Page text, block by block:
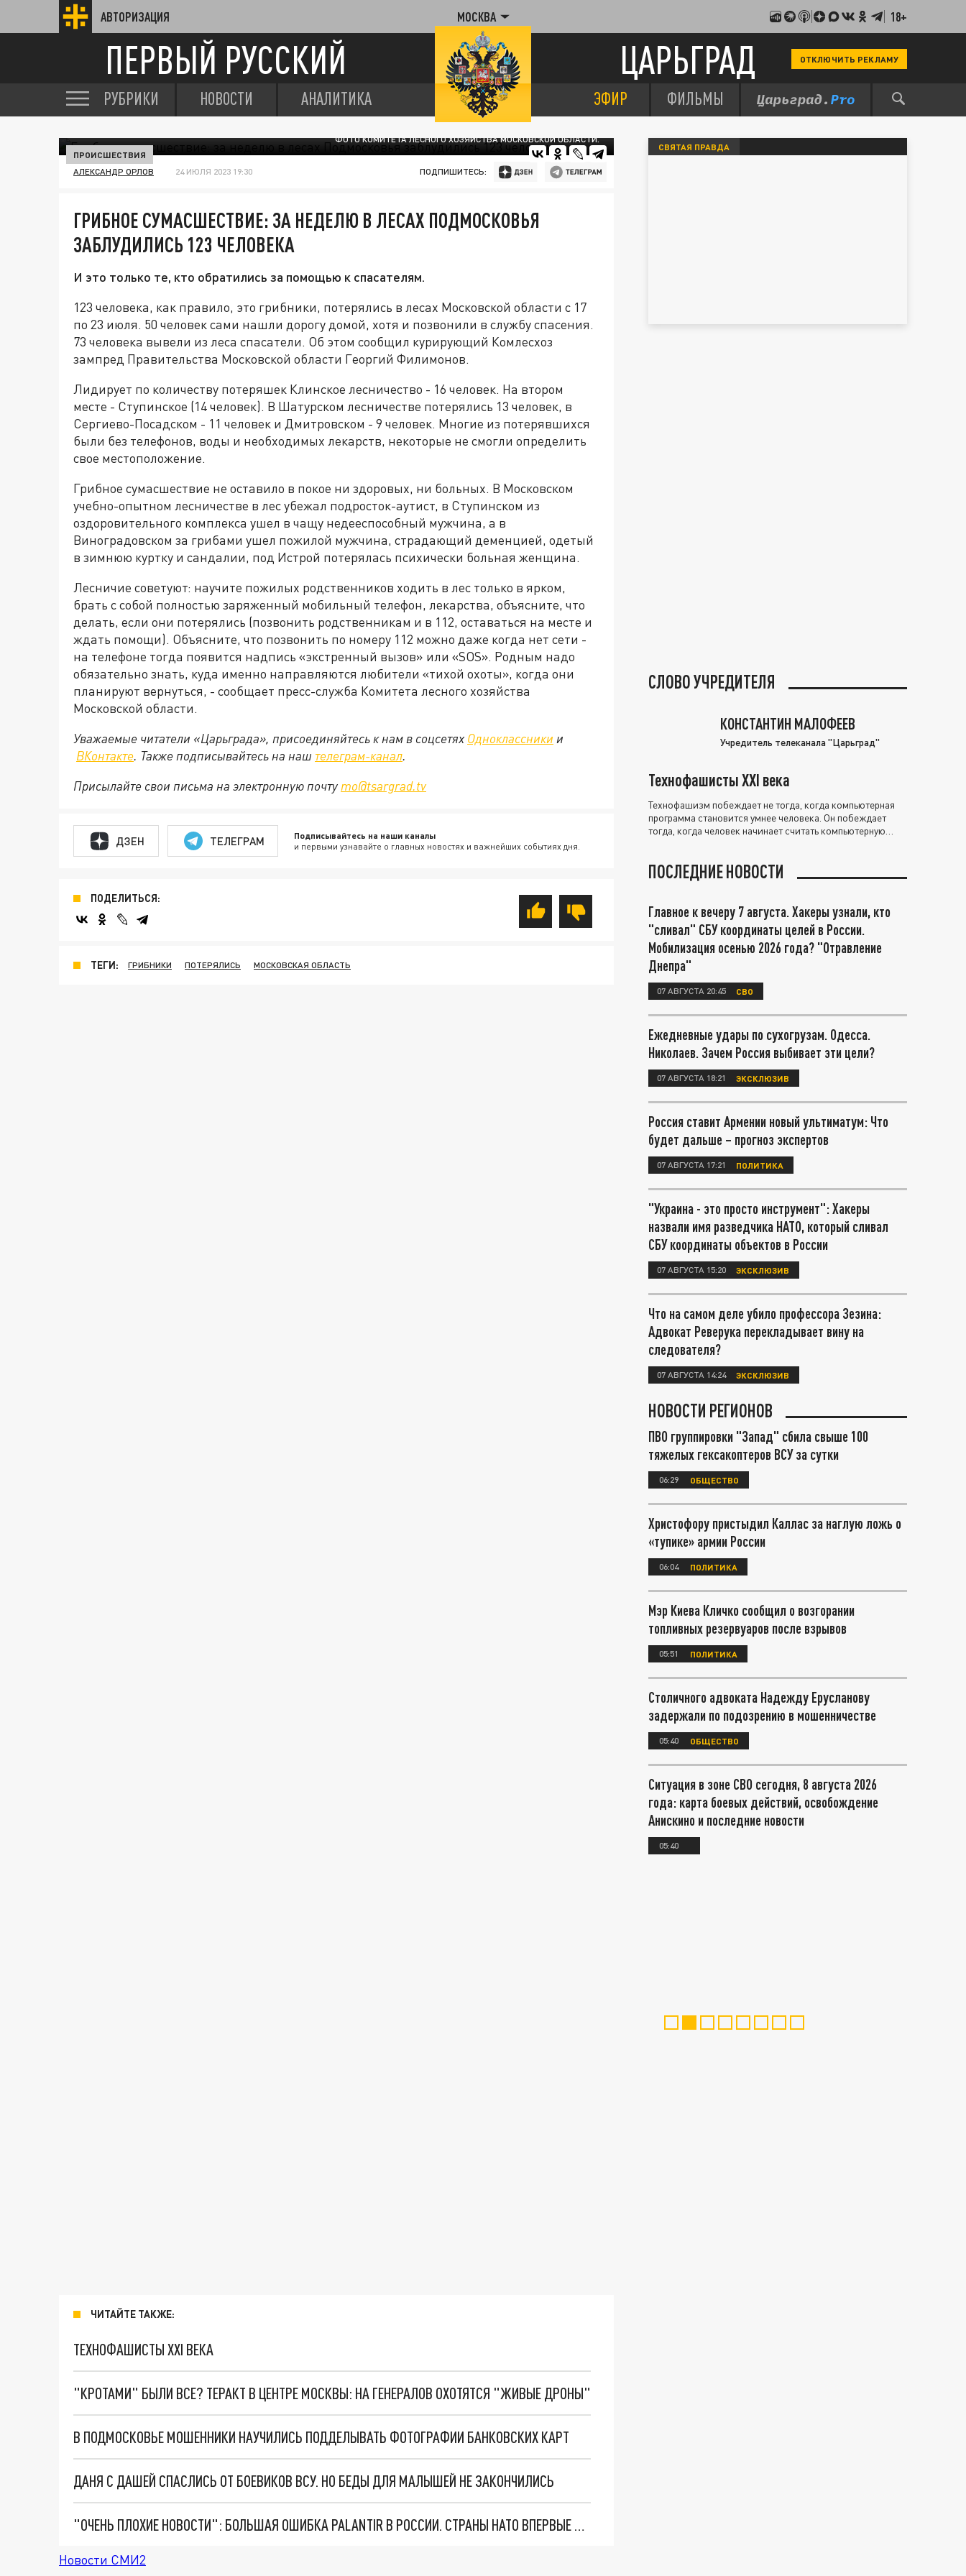
АВТОРИЗАЦИЯ МОСКВА 18+
ПЕРВЫЙ РУССКИЙ ЦАРЬГРАД ОТКЛЮЧИТЬ РЕКЛАМУ
РУБРИКИ НОВОСТИ АНАЛИТИКА ЭФИР ФИЛЬМЫ
ФОТО КОМИТЕТА ЛЕСНОГО ХОЗЯЙСТВА МОСКОВСКОЙ ОБЛАСТИ.
ПРОИСШЕСТВИЯ
АЛЕКСАНДР ОРЛОВ 24 ИЮЛЯ 2023 19:30 ПОДПИШИТЕСЬ:
ГРИБНОЕ СУМАСШЕСТВИЕ: ЗА НЕДЕЛЮ В ЛЕСАХ ПОДМОСКОВЬЯ
ЗАБЛУДИЛИСЬ 123 ЧЕЛОВЕКА
И это только те, кто обратились за помощью к спасателям.
123 человека, как правило, это грибники, потерялись в лесах Московской области с 17
по 23 июля. 50 человек сами нашли дорогу домой, хотя и позвонили в службу спасения.
73 человека вывели из леса спасатели. Об этом сообщил курирующий Комлесхоз
зампред Правительства Московской области Георгий Филимонов.
Лидирует по количеству потеряшек Клинское лесничество - 16 человек. На втором
месте - Ступинское (14 человек). В Шатурском лесничестве потерялись 13 человек, в
Сергиево-Посадском - 11 человек и Дмитровском - 9 человек. Многие из потерявшихся
были без телефонов, воды и необходимых лекарств, некоторые не смогли определить
свое местоположение.
Грибное сумасшествие не оставило в покое ни здоровых, ни больных. В Московском
учебно-опытном лесничестве в лес убежал подросток-аутист, в Ступинском из
оздоровительного комплекса ушел в чащу недееспособный мужчина, а в
Виноградовском за грибами ушел пожилой мужчина, страдающий деменцией, одетый
в зимнюю куртку и сандалии, под Истрой потерялась психически больная женщина.
Лесничие советуют: научите пожилых родственников ходить в лес только в ярком,
брать с собой полностью заряженный мобильный телефон, лекарства, объясните, что
делать, если они потерялись (позвонить родственникам и в 112, оставаться на месте и
ждать помощи). Объясните, что позвонить по номеру 112 можно даже когда нет сети -
на телефоне тогда появится надпись «экстренный вызов» или «SOS». Родным надо
обязательно знать, куда именно направляются любители «тихой охоты», когда они
планируют вернуться, - сообщает пресс-служба Комитета лесного хозяйства
Московской области.
Уважаемые читатели «Царьграда», присоединяйтесь к нам в соцсетях Одноклассники и
ВКонтакте. Также подписывайтесь на наш телеграм-канал.
Присылайте свои письма на электронную почту mo@tsargrad.tv
ДЗЕН ТЕЛЕГРАМ Подписывайтесь на наши каналы
и первыми узнавайте о главных новостях и важнейших событиях дня.
ПОДЕЛИТЬСЯ:
ТЕГИ: ГРИБНИКИ ПОТЕРЯЛИСЬ МОСКОВСКАЯ ОБЛАСТЬ
ЧИТАЙТЕ ТАКЖЕ:
ТЕХНОФАШИСТЫ XXI ВЕКА
"КРОТАМИ" БЫЛИ ВСЕ? ТЕРАКТ В ЦЕНТРЕ МОСКВЫ: НА ГЕНЕРАЛОВ ОХОТЯТСЯ "ЖИВЫЕ ДРОНЫ"
В ПОДМОСКОВЬЕ МОШЕННИКИ НАУЧИЛИСЬ ПОДДЕЛЫВАТЬ ФОТОГРАФИИ БАНКОВСКИХ КАРТ
ДАНЯ С ДАШЕЙ СПАСЛИСЬ ОТ БОЕВИКОВ ВСУ. НО БЕДЫ ДЛЯ МАЛЫШЕЙ НЕ ЗАКОНЧИЛИСЬ
"ОЧЕНЬ ПЛОХИЕ НОВОСТИ": БОЛЬШАЯ ОШИБКА PALANTIR В РОССИИ. СТРАНЫ НАТО ВПЕРВЫЕ ЗА СВО ОСТАНОВИЛИ ПОСТАВКИ ОРУЖИЯ. ВСУ ТЕРЯЮТ ПРИГРАНИЧЬЕ?
Новости СМИ2
СВЯТАЯ ПРАВДА
СЛОВО УЧРЕДИТЕЛЯ
КОНСТАНТИН МАЛОФЕЕВ
Учредитель телеканала "Царьград"
Технофашисты XXI века
Технофашизм побеждает не тогда, когда компьютерная
программа становится умнее человека. Он побеждает
тогда, когда человек начинает считать компьютерную
ПОСЛЕДНИЕ НОВОСТИ
Главное к вечеру 7 августа. Хакеры узнали, кто
"сливал" СБУ координаты целей в России.
Мобилизация осенью 2026 года? "Отравление
Днепра"
07 АВГУСТА 20:45 СВО
Ежедневные удары по сухогрузам. Одесса.
Николаев. Зачем Россия выбивает эти цели?
07 АВГУСТА 18:21 ЭКСКЛЮЗИВ
Россия ставит Армении новый ультиматум: Что
будет дальше – прогноз экспертов
07 АВГУСТА 17:21 ПОЛИТИКА
"Украина - это просто инструмент": Хакеры
назвали имя разведчика НАТО, который сливал
СБУ координаты объектов в России
07 АВГУСТА 15:20 ЭКСКЛЮЗИВ
Что на самом деле убило профессора Зезина:
Адвокат Реверука перекладывает вину на
следователя?
07 АВГУСТА 14:24 ЭКСКЛЮЗИВ
НОВОСТИ РЕГИОНОВ
ПВО группировки "Запад" сбила свыше 100
тяжелых гексакоптеров ВСУ за сутки
06:29 ОБЩЕСТВО
Христофору пристыдил Каллас за наглую ложь о
«тупике» армии России
06:04 ПОЛИТИКА
Мэр Киева Кличко сообщил о возгорании
топливных резервуаров после взрывов
05:51 ПОЛИТИКА
Столичного адвоката Надежду Ерусланову
задержали по подозрению в мошенничестве
05:40 ОБЩЕСТВО
Ситуация в зоне СВО сегодня, 8 августа 2026
года: карта боевых действий, освобождение
Анискино и последние новости
05:40